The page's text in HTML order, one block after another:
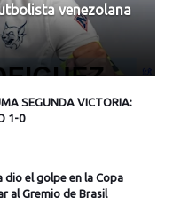
venezolana
SEGUNDA VICTORIA:
1-0
dio el golpe en la Copa
al Gremio de Brasil